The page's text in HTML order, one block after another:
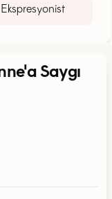
Ekspresyonist
Saygı